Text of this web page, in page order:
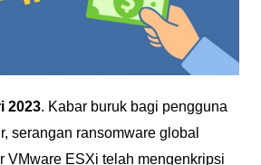
2023. Kabar buruk bagi pengguna
serangan ransomware global
VMware ESXi telah mengenkripsi